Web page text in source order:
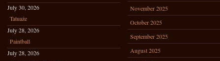
July 30, 2026
Tatuaże
July 28, 2026
Paintball
July 28, 2026
November 2025
October 2025
September 2025
August 2025